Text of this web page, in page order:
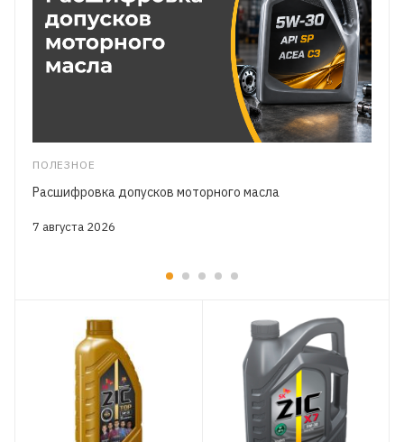
ПОЛЕЗНОЕ
7 августа 2026
Расшифровка допусков моторного масла